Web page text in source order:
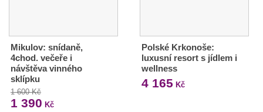
Mikulov: snídaně,
4chod. večeře i
návštěva vinného
sklípku
1 600 Kč
1 390 Kč
Polské Krkonoše:
luxusní resort s jídlem i
wellness
4 165 Kč